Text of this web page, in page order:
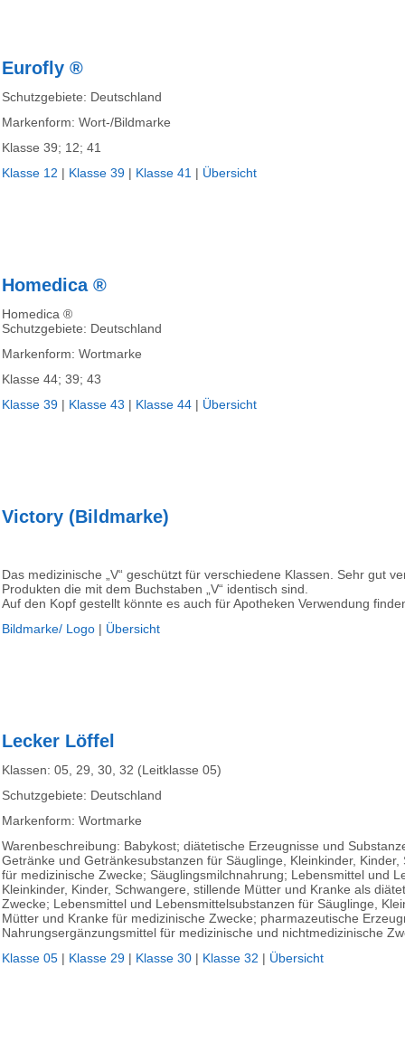
Eurofly ®
Schutzgebiete: Deutschland
Markenform: Wort-/Bildmarke
Klasse 39; 12; 41
Klasse 12 | Klasse 39 | Klasse 41 | Übersicht
Homedica ®
Homedica ®
Schutzgebiete: Deutschland
Markenform: Wortmarke
Klasse 44; 39; 43
Klasse 39 | Klasse 43 | Klasse 44 | Übersicht
Victory (Bildmarke)
Das medizinische „V“ geschützt für verschiedene Klassen. Sehr gut
Produkten die mit dem Buchstaben „V“ identisch sind.
Auf den Kopf gestellt könnte es auch für Apotheken Verwendung
Bildmarke/ Logo | Übersicht
Lecker Löffel
Klassen: 05, 29, 30, 32 (Leitklasse 05)
Schutzgebiete: Deutschland
Markenform: Wortmarke
Warenbeschreibung: Babykost; diätetische Erzeugnisse und
Getränke und Getränkesubstanzen für Säuglinge, Kleinkinder,
für medizinische Zwecke; Säuglingsmilchnahrung; Lebensmittel und
Kleinkinder, Kinder, Schwangere, stillende Mütter und Kranke als
Zwecke; Lebensmittel und Lebensmittelsubstanzen für Säuglinge,
Mütter und Kranke für medizinische Zwecke; pharmazeutische
Nahrungsergänzungsmittel für medizinische und nichtmedizinische
Klasse 05 | Klasse 29 | Klasse 30 | Klasse 32 | Übersicht